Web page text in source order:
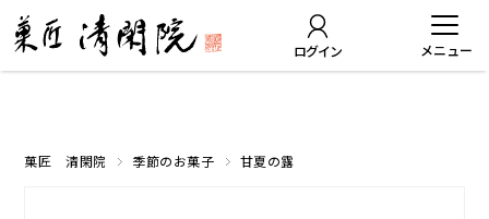
ログイン
菓匠 清閑院 季節のお菓子 甘夏の露